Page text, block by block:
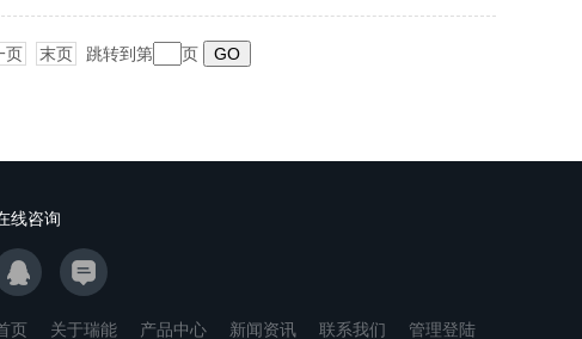
页 末页 跳转到第 页
线咨询
页 关于瑞能 产品中心 新闻资讯 联系我们 管理登陆